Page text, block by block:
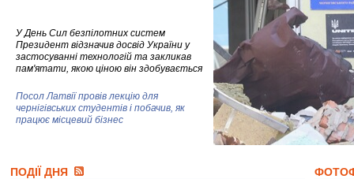
У День Сил безпілотних систем
Президент відзначив досвід України у
застосуванні технологій та закликав
пам'ятати, якою ціною він здобувається
Посол Латвії провів лекцію для
чернігівських студентів і побачив, як
працює місцевий бізнес
колекцію про війну, емоції та тварин
ПОДІЇ ДНЯ